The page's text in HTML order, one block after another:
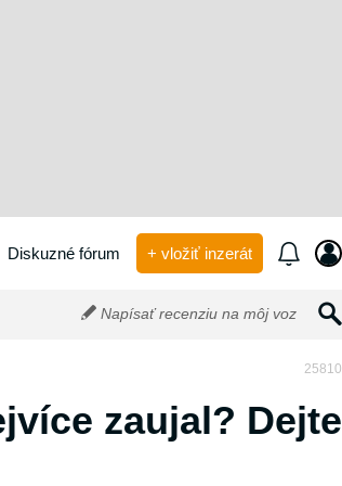
Diskuzné fórum + vložiť inzerát
Napísať recenziu na môj voz
25810
zaujal? Dejte